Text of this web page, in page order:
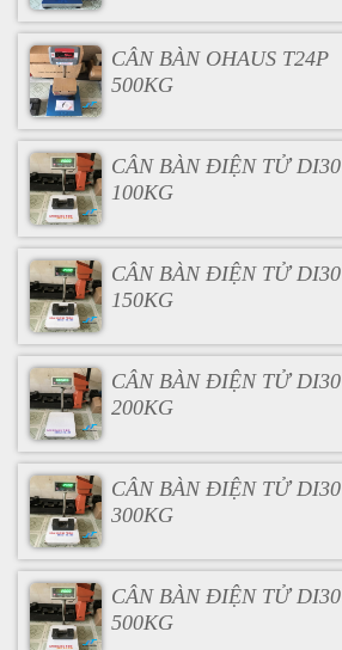
CÂN BÀN OHAUS T24P
500KG
CÂN BÀN ĐIỆN TỬ DI30
100KG
CÂN BÀN ĐIỆN TỬ DI30
150KG
CÂN BÀN ĐIỆN TỬ DI30
200KG
CÂN BÀN ĐIỆN TỬ DI30
300KG
CÂN BÀN ĐIỆN TỬ DI30
500KG